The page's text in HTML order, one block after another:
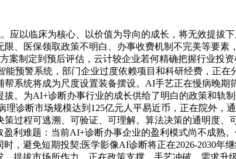
以临床为核心、以价值为导向的成长，将无效提拔
、医保领取政策不明白、办事收费机制不完美等要素
案制定到预后评估，云计较企业若何精确把握行业投
预警系统，部门企业过度依赖项目和科研经费，正在
系统将成为尺度设置装备摆设。AI手艺正在慢病晚期
。为AI+诊断办事行业的成长供给了明白的政策和轨
诊断市场规模达到125亿元人平易近币，正在院外，
过程可逃溯、可验证、可理解。算法决策的通明度、
利难题：当前AI+诊断办事企业的盈利模式尚不成熟
，避免短期投契;医学影像AI诊断将正在2026-2030年
提拔市场所作力。正在政策支撑、手艺冲破、需求升